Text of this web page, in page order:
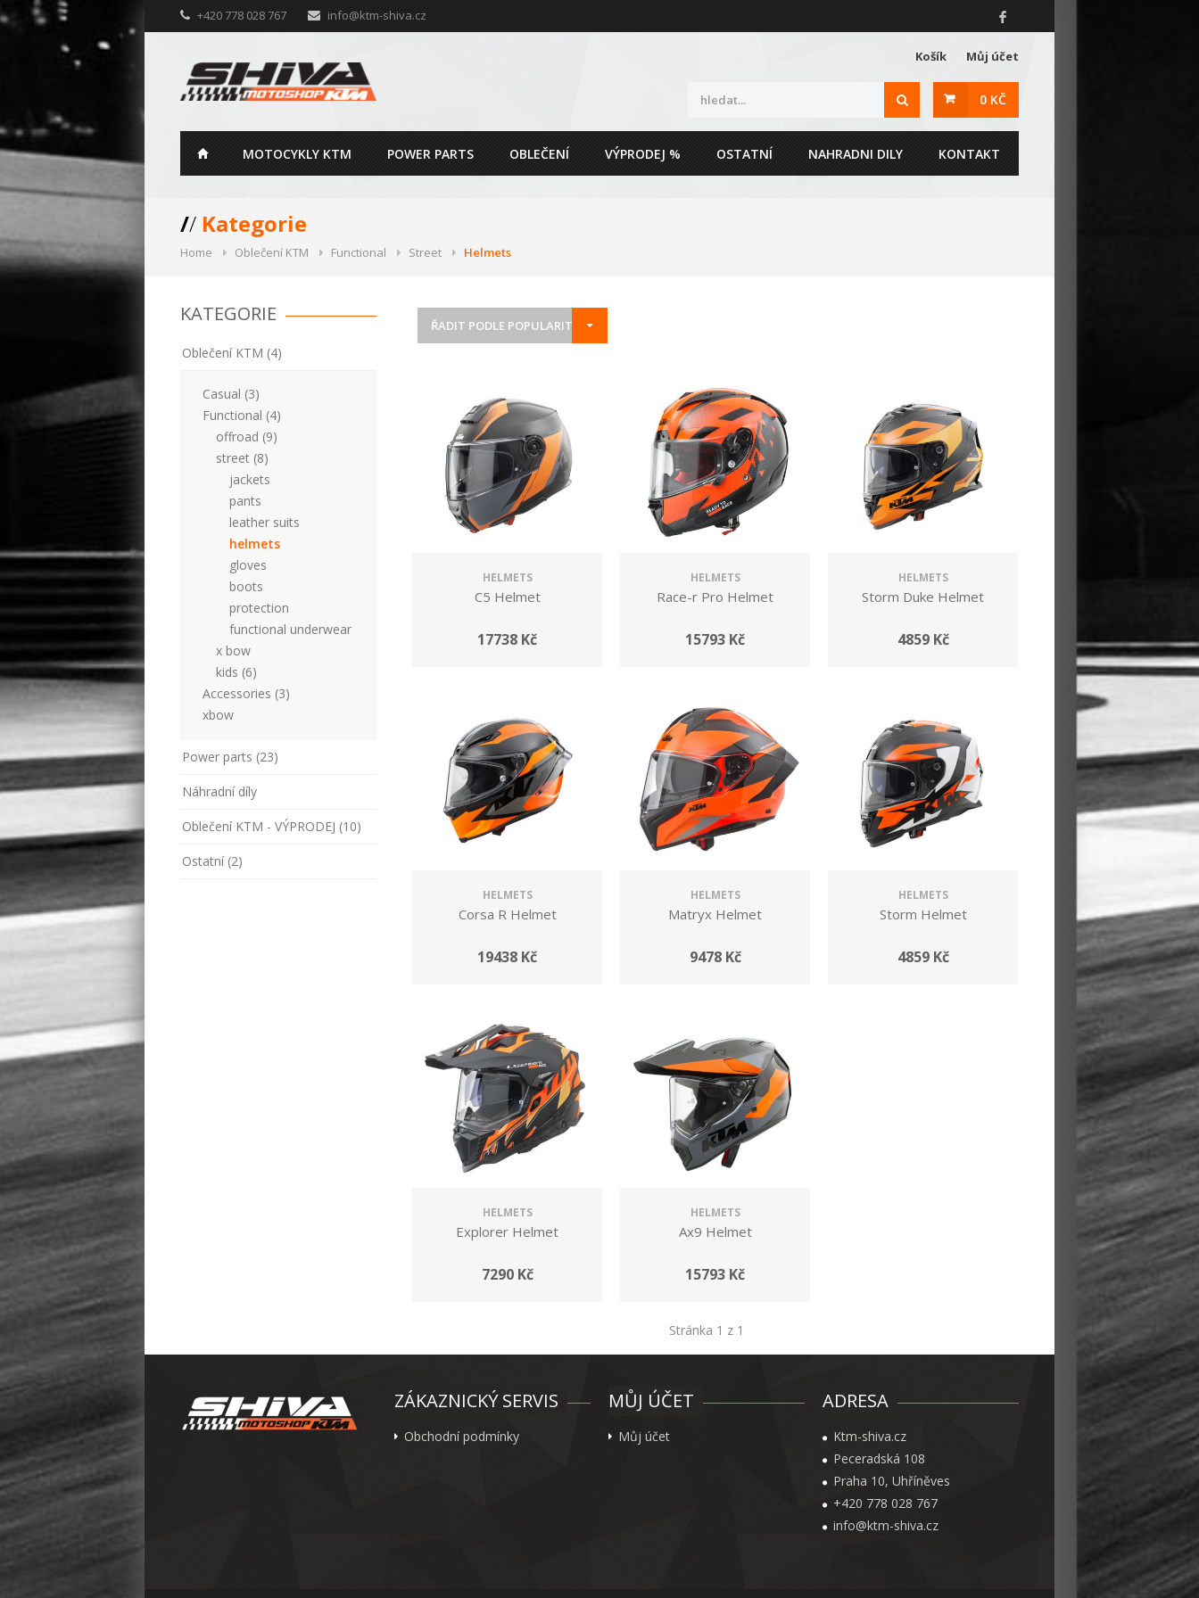
+420 778 028 767 info@ktm-shiva.cz
Košík Můj účet
0 KČ
MOTOCYKLY KTM POWER PARTS OBLEČENÍ VÝPRODEJ % OSTATNÍ NAHRADNI DILY KONTAKT
// Kategorie
Home Oblečení KTM Functional Street Helmets
KATEGORIE
Oblečení KTM (4)
Casual (3)
Functional (4)
offroad (9)
street (8)
jackets
pants
leather suits
helmets
gloves
boots
protection
functional underwear
x bow
kids (6)
Accessories (3)
xbow
Power parts (23)
Náhradní díly
Oblečení KTM - VÝPRODEJ (10)
Ostatní (2)
ŘADIT PODLE POPULARITY
HELMETS
C5 Helmet
17738 Kč
HELMETS
Race-r Pro Helmet
15793 Kč
HELMETS
Storm Duke Helmet
4859 Kč
HELMETS
Corsa R Helmet
19438 Kč
HELMETS
Matryx Helmet
9478 Kč
HELMETS
Storm Helmet
4859 Kč
HELMETS
Explorer Helmet
7290 Kč
HELMETS
Ax9 Helmet
15793 Kč
Stránka 1 z 1
ZÁKAZNICKÝ SERVIS
Obchodní podmínky
MŮJ ÚČET
Můj účet
ADRESA
Ktm-shiva.cz
Peceradská 108
Praha 10, Uhříněves
+420 778 028 767
info@ktm-shiva.cz